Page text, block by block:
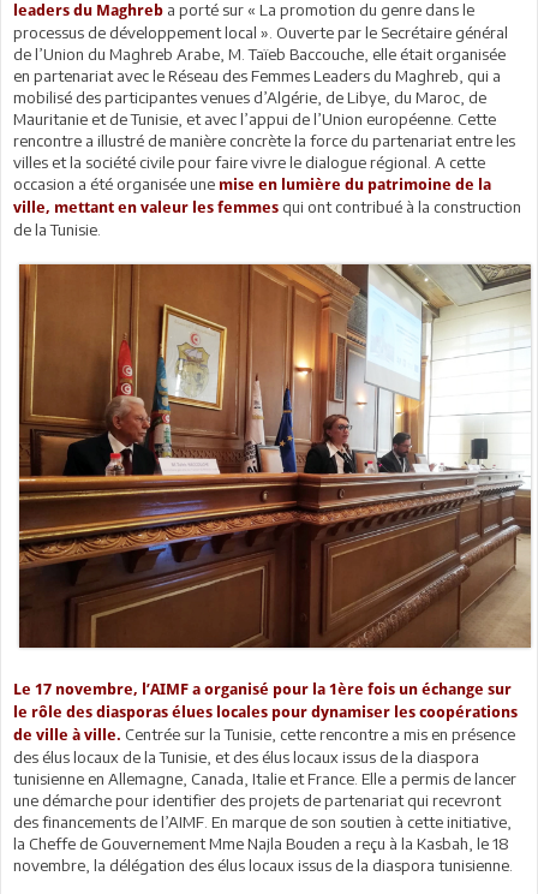
leaders du Maghreb a porté sur « La promotion du genre dans le
processus de développement local ». Ouverte par le Secrétaire général
de l’Union du Maghreb Arabe, M. Taïeb Baccouche, elle était organisée
en partenariat avec le Réseau des Femmes Leaders du Maghreb, qui a
mobilisé des participantes venues d’Algérie, de Libye, du Maroc, de
Mauritanie et de Tunisie, et avec l’appui de l’Union européenne. Cette
rencontre a illustré de manière concrète la force du partenariat entre les
villes et la société civile pour faire vivre le dialogue régional. A cette
occasion a été organisée une mise en lumière du patrimoine de la
ville, mettant en valeur les femmes qui ont contribué à la construction
de la Tunisie.
Le 17 novembre, l’AIMF a organisé pour la 1ère fois un échange sur
le rôle des diasporas élues locales pour dynamiser les coopérations
de ville à ville. Centrée sur la Tunisie, cette rencontre a mis en présence
des élus locaux de la Tunisie, et des élus locaux issus de la diaspora
tunisienne en Allemagne, Canada, Italie et France. Elle a permis de lancer
une démarche pour identifier des projets de partenariat qui recevront
des financements de l’AIMF. En marque de son soutien à cette initiative,
la Cheffe de Gouvernement Mme Najla Bouden a reçu à la Kasbah, le 18
novembre, la délégation des élus locaux issus de la diaspora tunisienne.